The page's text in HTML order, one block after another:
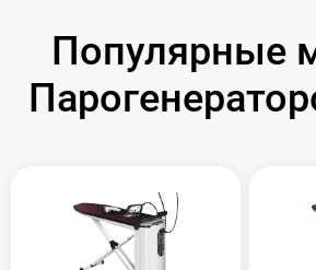
Популярные